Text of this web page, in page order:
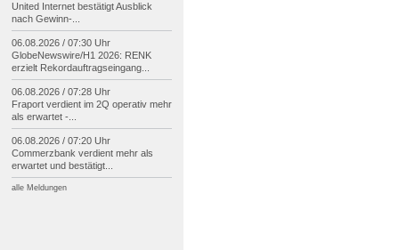
United Internet bestätigt Ausblick
nach Gewinn-
06.08.2026 / 07:30 Uhr
GlobeNewswire/H1 2026: RENK
erzielt Rekordauftragseingang...
06.08.2026 / 07:28 Uhr
Fraport verdient im 2Q operativ mehr
als erwartet -
06.08.2026 / 07:20 Uhr
Commerzbank verdient mehr als
erwartet und bestätigt...
alle Meldungen